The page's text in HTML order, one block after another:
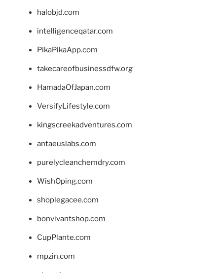
halobjd.com
intelligenceqatar.com
PikaPikaApp.com
takecareofbusinessdfw.org
HamadaOfJapan.com
VersifyLifestyle.com
kingscreekadventures.com
antaeuslabs.com
purelycleanchemdry.com
WishOping.com
shoplegacee.com
bonvivantshop.com
CupPlante.com
mpzin.com